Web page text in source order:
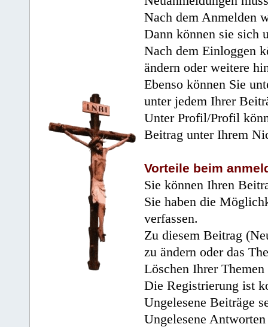
Nach dem Anmelden
Dann können sie sich
Nach dem Einloggen
ändern oder weitere
Ebenso können Sie
unter jedem Ihrer
Unter Profil/Profil
Beitrag unter Ihrem
Vorteile beim
Sie können Ihren
Sie haben die
verfassen.
Zu diesem Beitrag
zu ändern oder das
Löschen Ihrer
Die Registrierung ist
Ungelesene Beiträge
Ungelesene